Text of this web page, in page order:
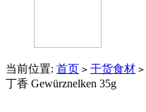
当前位置: 首页 > 干货食材 >
丁香 Gewürznelken 35g